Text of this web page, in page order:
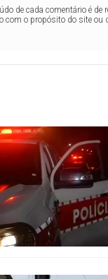
de cada comentário é
com o propósito do site ou